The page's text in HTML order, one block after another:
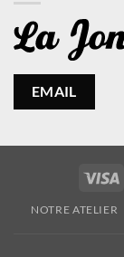
EMAIL
NOTRE ATELIER